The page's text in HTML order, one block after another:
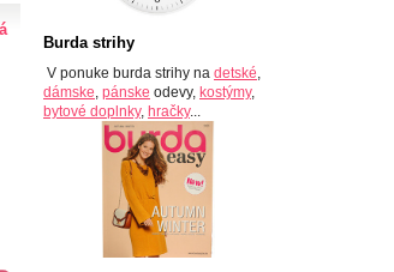
Burda strihy
V ponuke burda strihy na detské,
dámske, pánske odevy, kostýmy,
bytové doplnky, hračky...